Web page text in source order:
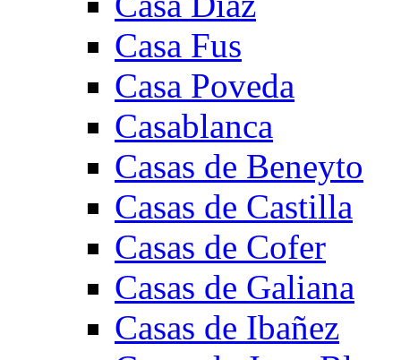
Casa Fus
Casa Poveda
Casablanca
Casas de Beneyto
Casas de Castilla
Casas de Cofer
Casas de Galiana
Casas de Ibañez